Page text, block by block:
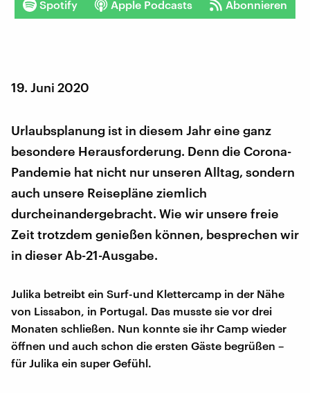
Spotify Apple Podcasts Abonnieren
19. Juni 2020
Urlaubsplanung ist in diesem Jahr eine ganz
besondere Herausforderung. Denn die Corona-
Pandemie hat nicht nur unseren Alltag, sondern
auch unsere Reisepläne ziemlich
durcheinandergebracht. Wie wir unsere freie
Zeit trotzdem genießen können, besprechen wir
in dieser Ab-21-Ausgabe.
Julika betreibt ein Surf-und Klettercamp in der Nähe
von Lissabon, in Portugal. Das musste sie vor drei
Monaten schließen. Nun konnte sie ihr Camp wieder
öffnen und auch schon die ersten Gäste begrüßen –
für Julika ein super Gefühl.